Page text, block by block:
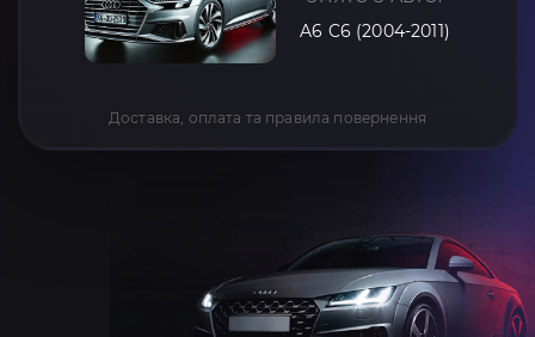
A6 C6 (2004-2011)
Доставка, оплата та правила повернення